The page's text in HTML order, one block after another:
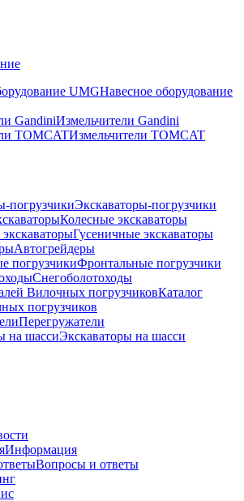
Навесное оборудование
Измельчители Gandini
Измельчители TOMCAT
Экскаваторы-погрузчики
Колесные экскаваторы
Гусеничные экскаваторы
Автогрейдеры
Фронтальные погрузчики
Снегоболотоходы
Каталог
погрузчиков
Перегружатели
Экскаваторы на шасси
Информация
Вопросы и ответы